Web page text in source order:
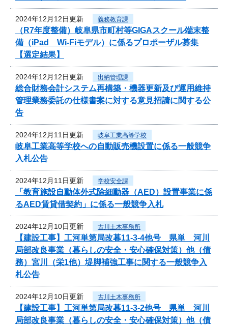
2024年12月12日更新 義務教育課
（R7年度整備）岐阜県市町村等GIGAスクール端末整
備（iPad Wi-Fiモデル）に係るプロポーザル募集
【選定結果】
2024年12月12日更新 出納管理課
総合財務会計システム再構築・機器更新及び運用維持
管理業務委託の仕様書案に対する意見招請に関する公
告
2024年12月11日更新 岐阜工業高等学校
岐阜工業高等学校への自動販売機設置に係る一般競争
入札公告
2024年12月11日更新 学校安全課
「教育施設自動体外式除細動器（AED）設置事業に係
るAED賃貸借契約」に係る一般競争入札
2024年12月10日更新 古川土木事務所
【建設工事】工河単第局改暮11-3-4他号 県単 河川
局部改良事業（暮らしの安全・安心確保対策）他（債
務）宮川（栄1他）堤脚補強工事に関する一般競争入
札公告
2024年12月10日更新 古川土木事務所
【建設工事】工河単第局改暮11-3-2他号 県単 河川
局部改良事業（暮らしの安全・安心確保対策）他（債